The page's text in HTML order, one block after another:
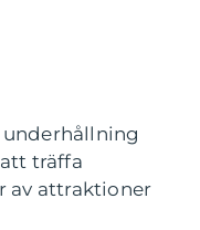
träffa
av attraktioner